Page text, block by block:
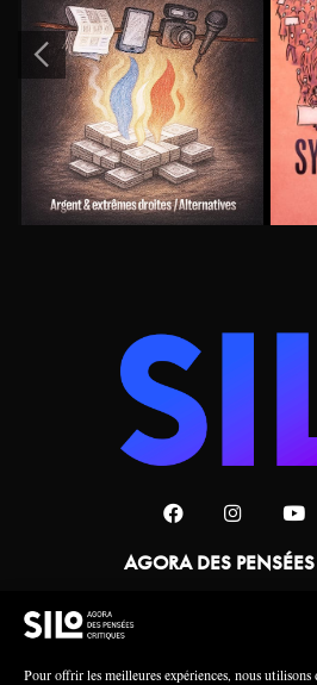
Pour offrir les meilleures expériences, nous utilisons
AGORA DES